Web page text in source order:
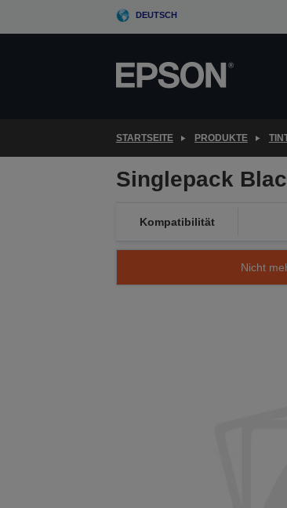
DEUTSCH
STARTSEITE PRODUKTE
Singlepack
Kompatibilität
Nicht